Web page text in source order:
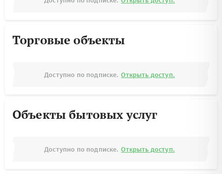
Торговые объекты
Доступно по подписке. Открыть доступ.
Объекты бытовых услуг
Доступно по подписке. Открыть доступ.